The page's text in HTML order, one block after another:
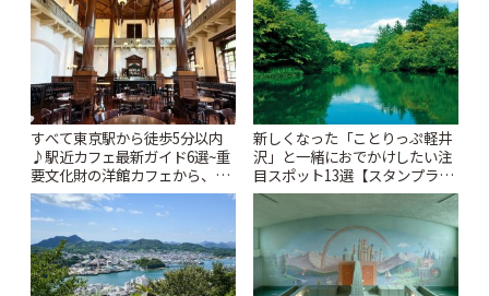
すべて東京駅から徒歩5分以内
♪駅近カフェ最新ガイド6選~重
要文化財の洋館カフェから、改
札すぐのレトロ喫茶まで~ | こと
りっぷ
新しくなった「ことりっぷ軽井
沢」と一緒におでかけしたい注
目スポット13選【スタンプラリ
ー開催中】 | ことりっぷ